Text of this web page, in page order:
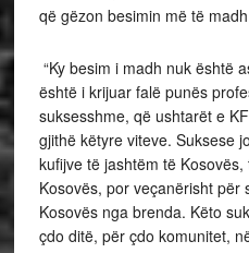
që gëzon besimin më të
“Ky besim i madh nuk është
është i krijuar falë punës
suksesshme, që ushtarët e
gjithë këtyre viteve. Suksese
kufijve të jashtëm të
Kosovës, por veçanërisht për
Kosovës nga brenda. Këto
çdo ditë, për çdo komunitet,